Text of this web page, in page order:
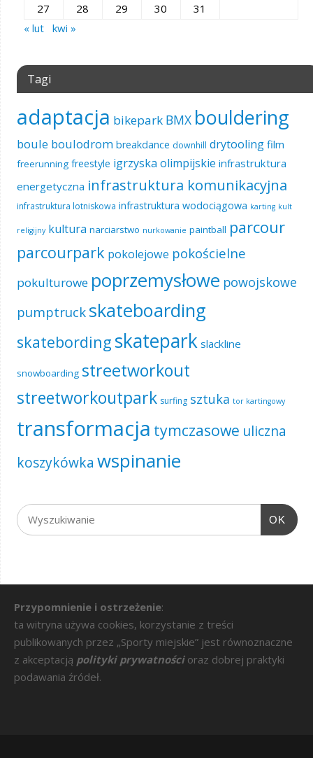
27
28 29 30
31
« lut
kwi »
Tagi
adaptacja bikepark BMX bouldering
boule boulodrom breakdance downhill drytooling film
freerunning freestyle igrzyska olimpijskie infrastruktura
energetyczna infrastruktura komunikacyjna
infrastruktura lotniskowa infrastruktura wodociągowa karting kult
religijny kultura narciarstwo nurkowanie paintball parcour
parcourpark pokolejowe pokościelne
pokulturowe poprzemysłowe powojskowe
pumptruck skateboarding
skatebording skatepark slackline
snowboarding streetworkout
streetworkoutpark surfing sztuka tor kartingowy
transformacja tymczasowe uliczna
koszykówka wspinanie
OK
Przypomnienie i ostrzeżenie:
ta witryna używa cookies, korzystanie z treści
publikowanych przez „Sporty miejskie” jest równoznaczne
z akceptacją polityki prywatności oraz dobrej praktyki
podawania źródeł.